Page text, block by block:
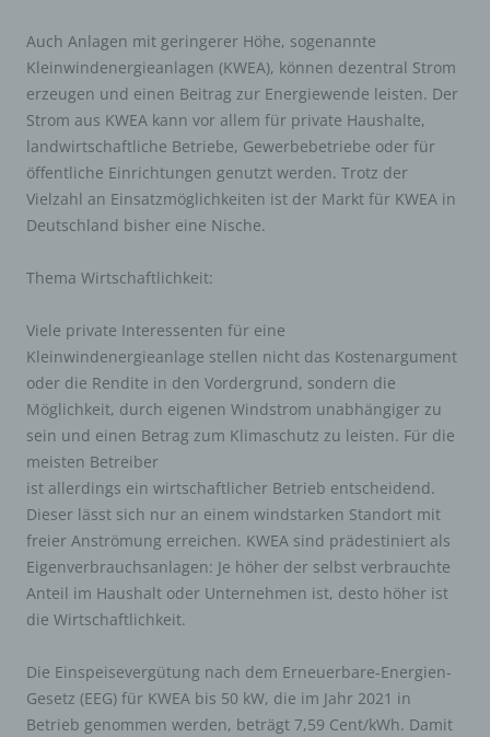
Auch Anlagen mit geringerer Höhe, sogenannte
Kleinwindenergieanlagen (KWEA), können dezentral Strom
erzeugen und einen Beitrag zur Energiewende leisten. Der
Strom aus KWEA kann vor allem für private Haushalte,
landwirtschaftliche Betriebe, Gewerbebetriebe oder für
öffentliche Einrichtungen genutzt werden. Trotz der
Vielzahl an Einsatzmöglichkeiten ist der Markt für KWEA in
Deutschland bisher eine Nische.
Thema Wirtschaftlichkeit:
Viele private Interessenten für eine
Kleinwindenergieanlage stellen nicht das Kostenargument
oder die Rendite in den Vordergrund, sondern die
Möglichkeit, durch eigenen Windstrom unabhängiger zu
sein und einen Betrag zum Klimaschutz zu leisten. Für die
meisten Betreiber
ist allerdings ein wirtschaftlicher Betrieb entscheidend.
Dieser lässt sich nur an einem windstarken Standort mit
freier Anströmung erreichen. KWEA sind prädestiniert als
Eigenverbrauchsanlagen: Je höher der selbst verbrauchte
Anteil im Haushalt oder Unternehmen ist, desto höher ist
die Wirtschaftlichkeit.
Die Einspeisevergütung nach dem Erneuerbare-Energien-
Gesetz (EEG) für KWEA bis 50 kW, die im Jahr 2021 in
Betrieb genommen werden, beträgt 7,59 Cent/kWh. Damit